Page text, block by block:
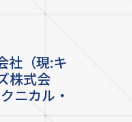
社（現:キ
株式会
ニカル・